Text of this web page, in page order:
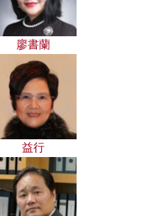
廖書蘭
益行